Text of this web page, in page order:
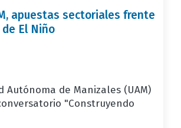
apuestas sectoriales frente
El Niño
Autónoma de Manizales (UAM)
"Construyendo